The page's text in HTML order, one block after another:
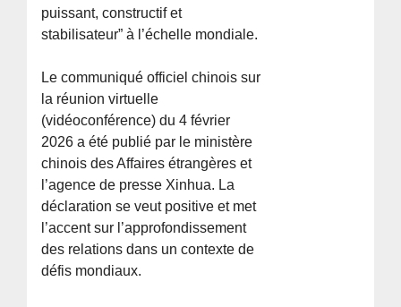
puissant, constructif et
stabilisateur” à l’échelle mondiale.
Le communiqué officiel chinois sur
la réunion virtuelle
(vidéoconférence) du 4 février
2026 a été publié par le ministère
chinois des Affaires étrangères et
l’agence de presse Xinhua. La
déclaration se veut positive et met
l’accent sur l’approfondissement
des relations dans un contexte de
défis mondiaux.